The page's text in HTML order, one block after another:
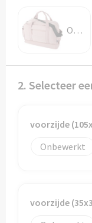
Markeerstiften
Merken
Zelfklevende
Mappen
Oudroze
2. Selecteer
voorzijde
Onbewerkt
voorzijde